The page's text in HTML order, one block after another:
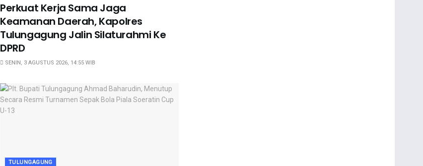
Perkuat Kerja Sama Jaga
Keamanan Daerah, Kapolres
Tulungagung Jalin Silaturahmi Ke
DPRD
SENIN, 3 AGUSTUS 2026, 14:55 WIB
TULUNGAGUNG